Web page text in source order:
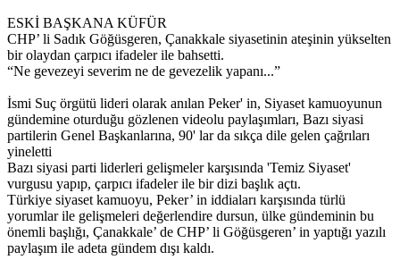
ESKİ BAŞKANA KÜFÜR
CHP’ li Sadık Göğüsgeren, Çanakkale siyasetinin ateşinin yükselten
bir olaydan çarpıcı ifadeler ile bahsetti.
“Ne gevezeyi severim ne de gevezelik yapanı...”
İsmi Suç örgütü lideri olarak anılan Peker' in, Siyaset kamuoyunun
gündemine oturduğu gözlenen videolu paylaşımları, Bazı siyasi
partilerin Genel Başkanlarına, 90' lar da sıkça dile gelen çağrıları
yineletti
Bazı siyasi parti liderleri gelişmeler karşısında 'Temiz Siyaset'
vurgusu yapıp, çarpıcı ifadeler ile bir dizi başlık açtı.
Türkiye siyaset kamuoyu, Peker’ in iddiaları karşısında türlü
yorumlar ile gelişmeleri değerlendire dursun, ülke gündeminin bu
önemli başlığı, Çanakkale’ de CHP’ li Göğüsgeren’ in yaptığı yazılı
paylaşım ile adeta gündem dışı kaldı.